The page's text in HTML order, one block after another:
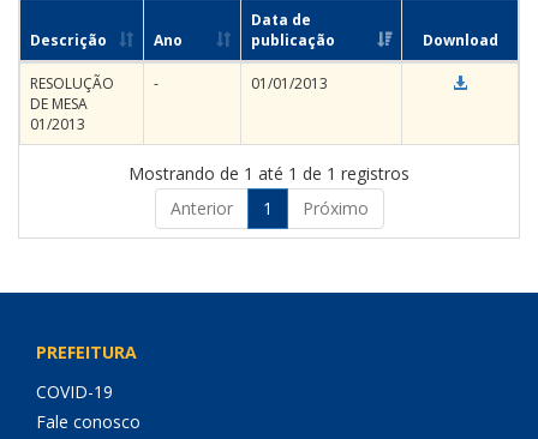
Descrição Ano
Data de
publicação
Download
RESOLUÇÃO
DE MESA
01/2013
- 01/01/2013
Mostrando de 1 até 1 de 1 registros
Anterior
1 Próximo
PREFEITURA
COVID-19
Fale conosco